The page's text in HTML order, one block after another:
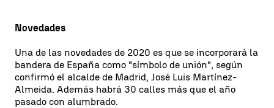
Novedades
Una de las novedades de 2020 es que se incorporará la
bandera de España como "símbolo de unión", según
confirmó el alcalde de Madrid, José Luis Martínez-
Almeida. Además habrá 30 calles más que el año
pasado con alumbrado.